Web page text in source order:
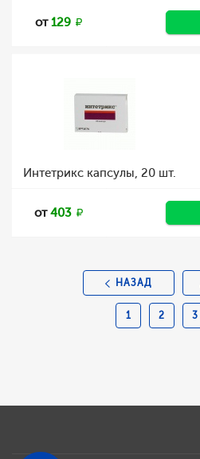
от129
Интетрикс капсулы, 20 шт.
от403
НАЗАД
1 2 3